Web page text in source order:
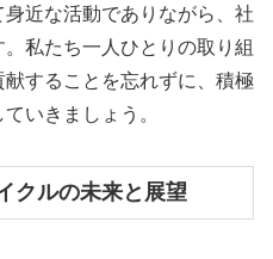
近な活動でありながら、社
私たち一人ひとりの取り組
することを忘れずに、積極
いきましょう。
クルの未来と展望